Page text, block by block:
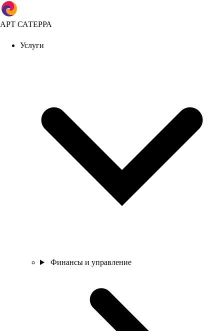
АРТ САТЕРРА
Услуги
Финансы и управление